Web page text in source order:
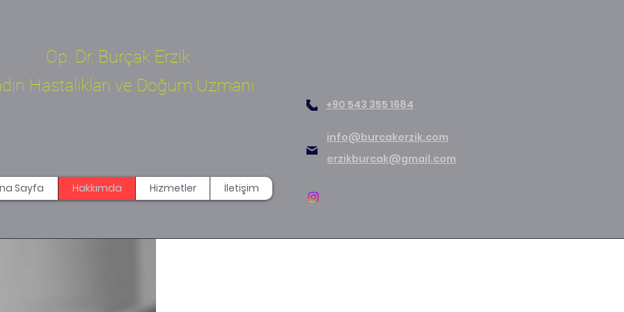
Op. Dr. Burçak Erzik
Hastalıkları ve Doğum Uzmanı
+90 543 355 1684
info@burcakerzik.com
erzikburcak@gmail.com
Sayfa Hakkımda Hizmetler İletişim